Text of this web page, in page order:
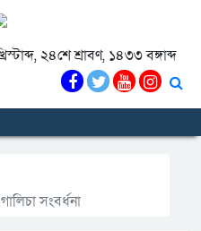
২৪শে শ্রাবণ, ১৪৩৩ বঙ্গাব্দ
সংবর্ধনা